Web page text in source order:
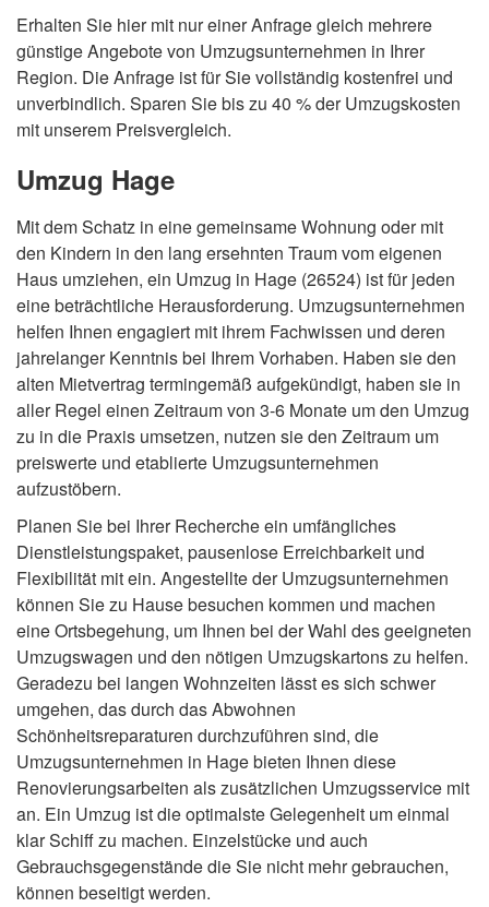
Erhalten Sie hier mit nur einer Anfrage gleich mehrere
günstige Angebote von Umzugsunternehmen in Ihrer
Region. Die Anfrage ist für Sie vollständig kostenfrei und
unverbindlich. Sparen Sie bis zu 40 % der Umzugskosten
mit unserem Preisvergleich.
Umzug Hage
Mit dem Schatz in eine gemeinsame Wohnung oder mit
den Kindern in den lang ersehnten Traum vom eigenen
Haus umziehen, ein Umzug in Hage (26524) ist für jeden
eine beträchtliche Herausforderung. Umzugsunternehmen
helfen Ihnen engagiert mit ihrem Fachwissen und deren
jahrelanger Kenntnis bei Ihrem Vorhaben. Haben sie den
alten Mietvertrag termingemäß aufgekündigt, haben sie in
aller Regel einen Zeitraum von 3-6 Monate um den Umzug
zu in die Praxis umsetzen, nutzen sie den Zeitraum um
preiswerte und etablierte Umzugsunternehmen
aufzustöbern.
Planen Sie bei Ihrer Recherche ein umfängliches
Dienstleistungspaket, pausenlose Erreichbarkeit und
Flexibilität mit ein. Angestellte der Umzugsunternehmen
können Sie zu Hause besuchen kommen und machen
eine Ortsbegehung, um Ihnen bei der Wahl des geeigneten
Umzugswagen und den nötigen Umzugskartons zu helfen.
Geradezu bei langen Wohnzeiten lässt es sich schwer
umgehen, das durch das Abwohnen
Schönheitsreparaturen durchzuführen sind, die
Umzugsunternehmen in Hage bieten Ihnen diese
Renovierungsarbeiten als zusätzlichen Umzugsservice mit
an. Ein Umzug ist die optimalste Gelegenheit um einmal
klar Schiff zu machen. Einzelstücke und auch
Gebrauchsgegenstände die Sie nicht mehr gebrauchen,
können beseitigt werden.